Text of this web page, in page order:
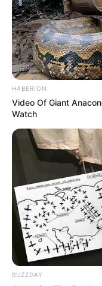
HABERION
Video Of Giant
Watch
BUZZDAY